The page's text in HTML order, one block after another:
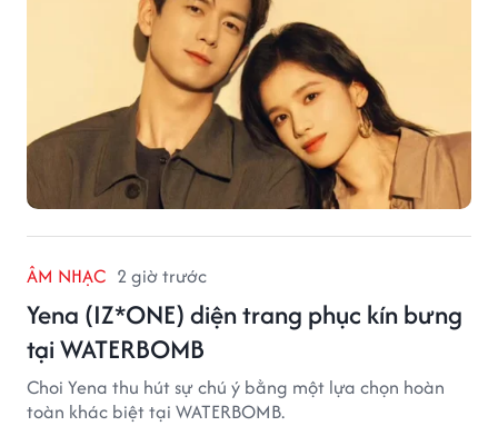
ÂM NHẠC 2 giờ trước
Yena (IZ*ONE) diện trang phục kín bưng
tại WATERBOMB
Choi Yena thu hút sự chú ý bằng một lựa chọn hoàn
toàn khác biệt tại WATERBOMB.